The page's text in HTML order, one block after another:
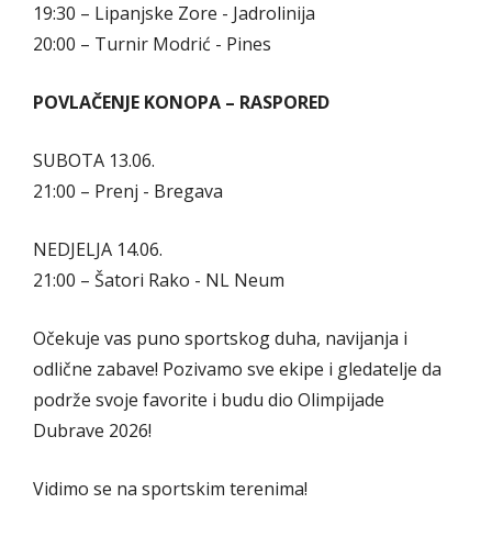
19:30 – Lipanjske Zore - Jadrolinija
20:00 – Turnir Modrić - Pines
POVLAČENJE KONOPA – RASPORED
SUBOTA 13.06.
21:00 – Prenj - Bregava
NEDJELJA 14.06.
21:00 – Šatori Rako - NL Neum
Očekuje vas puno sportskog duha, navijanja i
odlične zabave! Pozivamo sve ekipe i gledatelje da
podrže svoje favorite i budu dio Olimpijade
Dubrave 2026!
Vidimo se na sportskim terenima!